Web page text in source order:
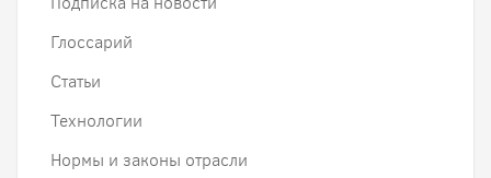
Глоссарий
Статьи
Технологии
Нормы и законы отрасли